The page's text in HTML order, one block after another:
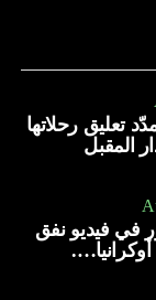
تعليق رحلاتها
المقبل
في فيديو نفق